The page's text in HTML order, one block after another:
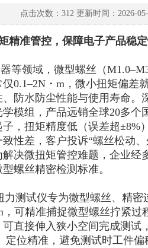
点击次数：312 更新时间：2026-
精准管控，保障电子产品稳
等领域，微型螺丝（
0.1–2N・m，微小扭矩偏差
防水防尘性能与使用寿命。
模组，产品远销全球20多
，扭矩精度低（误差超±8%
性差，客户投诉“螺丝松动
决微扭矩管控难题，企业经
螺丝精密检测标准。
测试仪专为微型螺丝、精
，可精准捕捉微型螺丝拧紧
直接伸入狭小空间完成测试
定位精准，避免测试时工件